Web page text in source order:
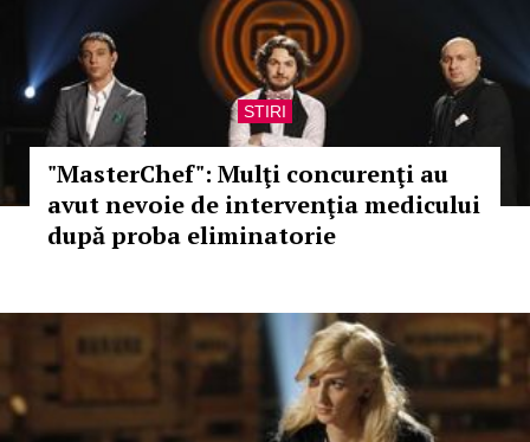
STIRI
"MasterChef": Mulţi concurenţi au
avut nevoie de intervenţia medicului
după proba eliminatorie